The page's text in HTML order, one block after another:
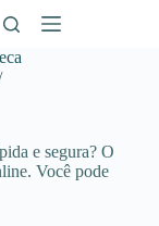
e segura? O
Você pode